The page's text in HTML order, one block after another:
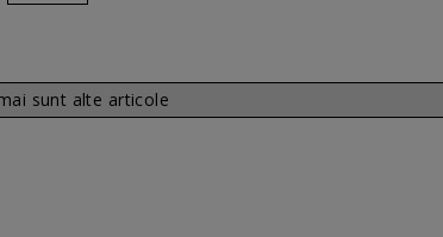
sunt alte articole